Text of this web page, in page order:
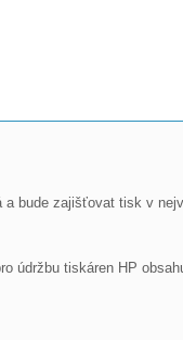
a bude zajišťovat tisk v
údržbu tiskáren HP